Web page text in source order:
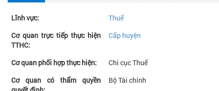
Lĩnh vực:
Thuế
Cơ quan trực tiếp thực hiện
TTHC:
Cấp huyện
Cơ quan phối hợp thực hiện:
Chi cục Thuế
Cơ quan có thẩm quyền
Bộ Tài chính